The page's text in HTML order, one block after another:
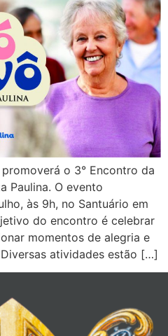
o 3° Encontro da
Paulina. O evento
às 9h, no Santuário em
do encontro é celebrar
momentos de alegria e
atividades estão […]